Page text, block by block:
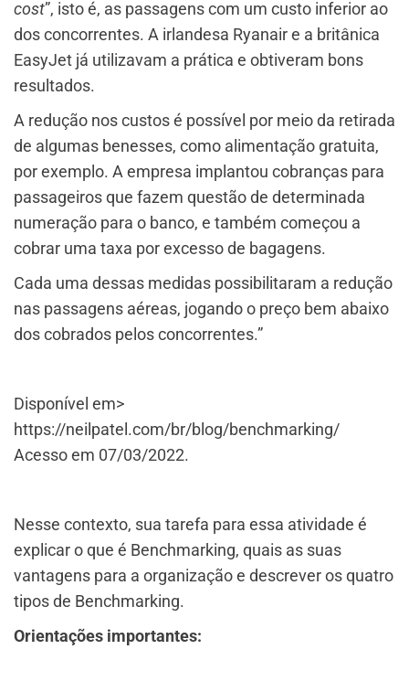
cost”, isto é, as passagens com um custo inferior ao
dos concorrentes. A irlandesa Ryanair e a britânica
EasyJet já utilizavam a prática e obtiveram bons
resultados.
A redução nos custos é possível por meio da retirada
de algumas benesses, como alimentação gratuita,
por exemplo. A empresa implantou cobranças para
passageiros que fazem questão de determinada
numeração para o banco, e também começou a
cobrar uma taxa por excesso de bagagens.
Cada uma dessas medidas possibilitaram a redução
nas passagens aéreas, jogando o preço bem abaixo
dos cobrados pelos concorrentes.”
Disponível em>
https://neilpatel.com/br/blog/benchmarking/
Acesso em 07/03/2022.
Nesse contexto, sua tarefa para essa atividade é
explicar o que é Benchmarking, quais as suas
vantagens para a organização e descrever os quatro
tipos de Benchmarking.
Orientações importantes: